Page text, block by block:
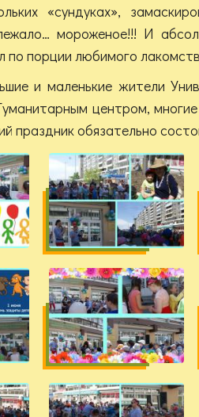
«сундуках»,
мороженое!!! И
по порции любимого
и маленькие жители
центром,
праздник обязательно